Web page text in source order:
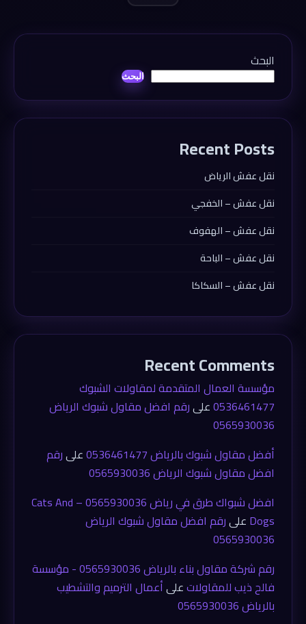
البحث
البحث
Recent Posts
نقل عفش الرياض
نقل عفش – الخفجي
نقل عفش – الهفوف
نقل عفش – الباحة
نقل عفش – السكاكا
Recent Comments
مؤسسة العمال المتقدمة لمقاولات الشبوك
0536461477علىرقم افضل مقاول شبوك الرياض
0565930036
أفضل مقاول شبوك بالرياض 0536461477
علىرقم
افضل مقاول شبوك الرياض 0565930036
افضل شبواك طرق في رياض 0565930036 – Cats And
Dogs علىرقم افضل مقاول شبوك الرياض
0565930036
رقم شركة مقاول بناء بالرياض 0565930036 - مؤسسة
فالح ذيب للمقاولاتعلىأعمال الترميم والتشطيب
بالرياض 0565930036